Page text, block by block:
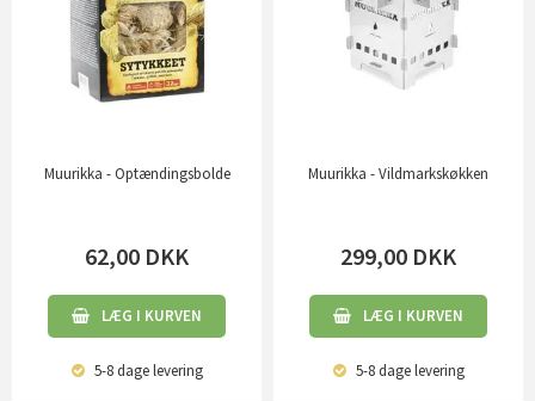
Muurikka - Optændingsbolde
62,00 DKK
LÆG I KURVEN
5-8 dagelevering
Muurikka - Vildmarkskøkken
299,00 DKK
LÆG I KURVEN
5-8 dagelevering